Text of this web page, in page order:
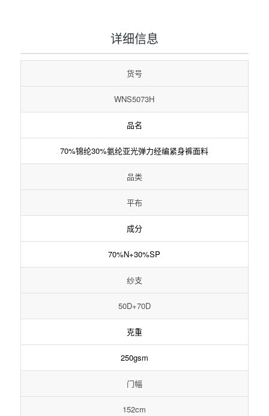
详细信息
货号
WNS5073H
品名
70%锦纶30%氨纶亚光弹力经编紧身裤面料
品类
平布
成分
70%N+30%SP
纱支
50D+70D
克重
250gsm
门幅
152cm